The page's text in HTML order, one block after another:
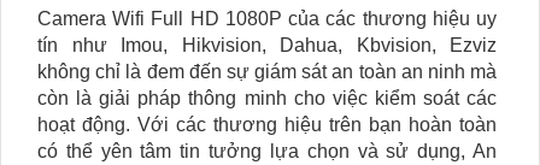
Camera Wifi Full HD 1080P của các thương hiệu uy
tín như Imou, Hikvision, Dahua, Kbvision, Ezviz
không chỉ là đem đến sự giám sát an toàn an ninh mà
còn là giải pháp thông minh cho việc kiểm soát các
hoạt động. Với các thương hiệu trên bạn hoàn toàn
có thể yên tâm tin tưởng lựa chọn và sử dụng, An